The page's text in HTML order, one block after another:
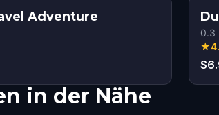
Adventure
0.3
★
in der Nähe